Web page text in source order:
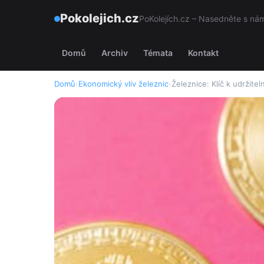
Pokolejich.czPoKolejích.cz – Nasedněte s
Domů Archiv Témata Kontakt
Domů›Ekonomický vliv železnic›Železnice: Klíč k